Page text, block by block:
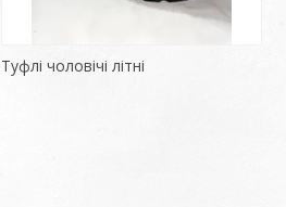
Туфлі чоловічі літні